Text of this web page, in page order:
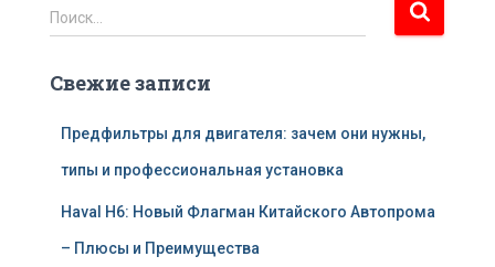
Н
а
т
Поиск…
Свежие записи
Предфильтры для двигателя: зачем они нужны,
типы и профессиональная установка
Haval H6: Новый Флагман Китайского Автопрома
– Плюсы и Преимущества